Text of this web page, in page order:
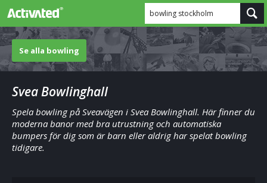
bowling stockholm
Se alla bowling
Svea Bowlinghall
Spela bowling på Sveavägen i Svea Bowlinghall. Här finner du
moderna banor med bra utrustning och automatiska
bumpers för dig som är barn eller aldrig har spelat bowling
tidigare.